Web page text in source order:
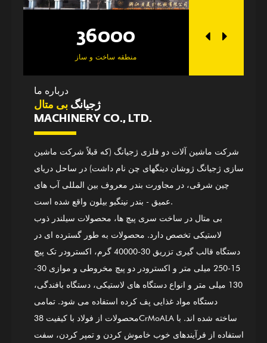
36000
منطقه ساخت و ساز
درباره ما
ژجیانگ بی متال
MACHINERY CO., LTD.
شرکت ماشین آلات دو فلزی ژجیانگ (که قبلاً شرکت ماشین
سازی ژجیانگ ژوشان دینگهای چن نام داشت) در ساحل دریای
چین شرقی، در مجاورت بندر معروف بین المللی آب های
عمیق - بندر نینگبو بیلون واقع شده است.
بی متال در ساخت سری پیچ ها، محصولات سیلندر ذوب
لاستیکی تخصص دارد. محصولات به طور گسترده ای در
دستگاه قالب گیری تزریق 30-40000 گرم، اکسترودر تک پیچ
15-250 میلی متر و اکسترودر دو پیچ مخروطی و موازی 30-
130 میلی متر و انواع دستگاه های لاستیکی، دستگاه بافندگی،
دستگاه مواد غذایی پف کرده استفاده می شود. تمامی
محصولات از فولاد با کیفیت 38CrMoALA ساخته شده اند. با
استفاده از فرآیندهای خوب خاموش کردن و تمپر کردن، سفت